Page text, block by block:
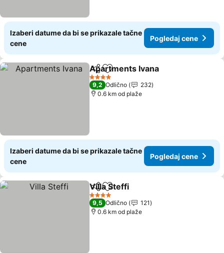
Izaberi datume da bi se prikazale tačne
cene
Pogledaj cene
Deli Dodati u favorite
Apartments Ivana
4 Zvezdice
9,2 Odlično
232
0.6 km od plaže
Izaberi datume da bi se prikazale tačne
cene
Pogledaj cene
Deli Dodati u favorite
Villa Steffi
4 Zvezdice
9,5 Odlično
121
0.6 km od plaže